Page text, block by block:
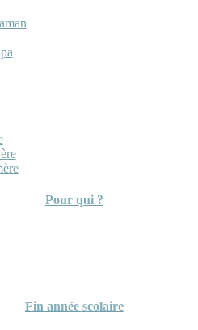
Pour qui ?
Fin année scolaire